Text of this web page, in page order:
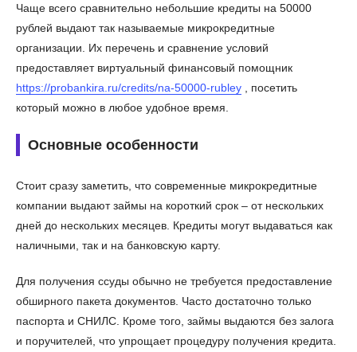
Чаще всего сравнительно небольшие кредиты на 50000
рублей выдают так называемые микрокредитные
организации. Их перечень и сравнение условий
предоставляет виртуальный финансовый помощник
https://probankira.ru/credits/na-50000-rubley , посетить
который можно в любое удобное время.
Основные особенности
Стоит сразу заметить, что современные микрокредитные
компании выдают займы на короткий срок – от нескольких
дней до нескольких месяцев. Кредиты могут выдаваться как
наличными, так и на банковскую карту.
Для получения ссуды обычно не требуется предоставление
обширного пакета документов. Часто достаточно только
паспорта и СНИЛС. Кроме того, займы выдаются без залога
и поручителей, что упрощает процедуру получения кредита.